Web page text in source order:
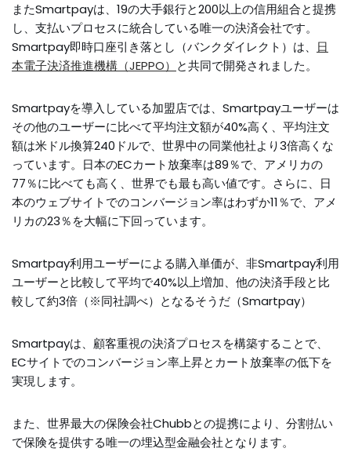
またSmartpayは、19の大手銀行と200以上の信用組合と提携
し、支払いプロセスに統合している唯一の決済会社です。
Smartpay即時口座引き落とし（バンクダイレクト）は、 日
本電子決済推進機構（JEPPO） と共同で開発されました。
Smartpayを導入している加盟店では、Smartpayユーザーは
その他のユーザーに比べて平均注文額が40%高く、平均注文
額は米ドル換算240ドルで、世界中の同業他社より3倍高くな
っています。日本のECカート放棄率は89％で、アメリカの
77％に比べても高く、世界でも最も高い値です。さらに、日
本のウェブサイトでのコンバージョン率はわずか11％で、アメ
リカの23％を大幅に下回っています。
Smartpay利用ユーザーによる購入単価が、非Smartpay利用
ユーザーと比較して平均で40%以上増加、他の決済手段と比
較して約3倍（※同社調べ）となるそうだ（Smartpay）
Smartpayは、顧客重視の決済プロセスを構築することで、
ECサイトでのコンバージョン率上昇とカート放棄率の低下を
実現します。
また、世界最大の保険会社Chubbとの提携により、分割払い
で保険を提供する唯一の埋込型金融会社となります。